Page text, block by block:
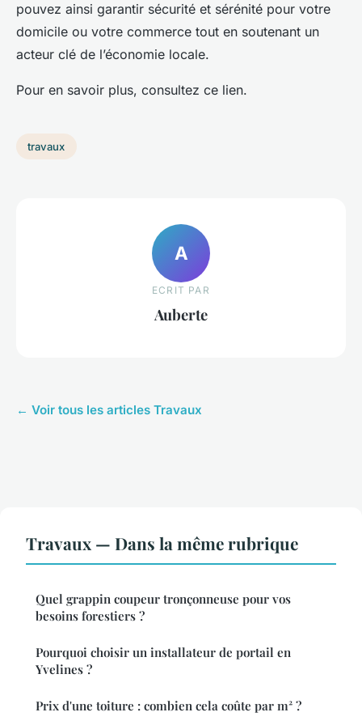
pouvez ainsi garantir sécurité et sérénité pour votre
domicile ou votre commerce tout en soutenant un
acteur clé de l’économie locale.
Pour en savoir plus, consultez ce lien.
travaux
A
ECRIT PAR
Auberte
← Voir tous les articles Travaux
Travaux — Dans la même rubrique
Quel grappin coupeur tronçonneuse pour vos
besoins forestiers ?
Pourquoi choisir un installateur de portail en
Yvelines ?
Prix d'une toiture : combien cela coûte par m² ?